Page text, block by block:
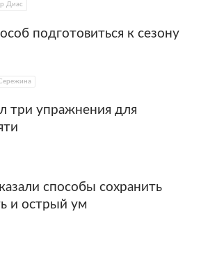
Диас
подготовиться к сезону
три упражнения для
способы сохранить
и острый ум